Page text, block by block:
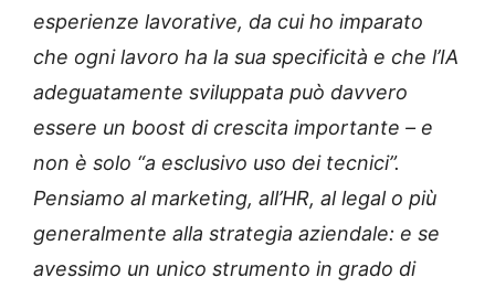
esperienze lavorative, da cui ho imparato
che ogni lavoro ha la sua specificità e che l’IA
adeguatamente sviluppata può davvero
essere un boost di crescita importante – e
non è solo “a esclusivo uso dei tecnici”.
Pensiamo al marketing, all’HR, al legal o più
generalmente alla strategia aziendale: e se
avessimo un unico strumento in grado di